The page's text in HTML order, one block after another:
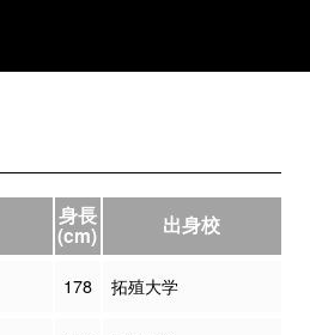
身長
(cm) 出身校
178 拓殖大学